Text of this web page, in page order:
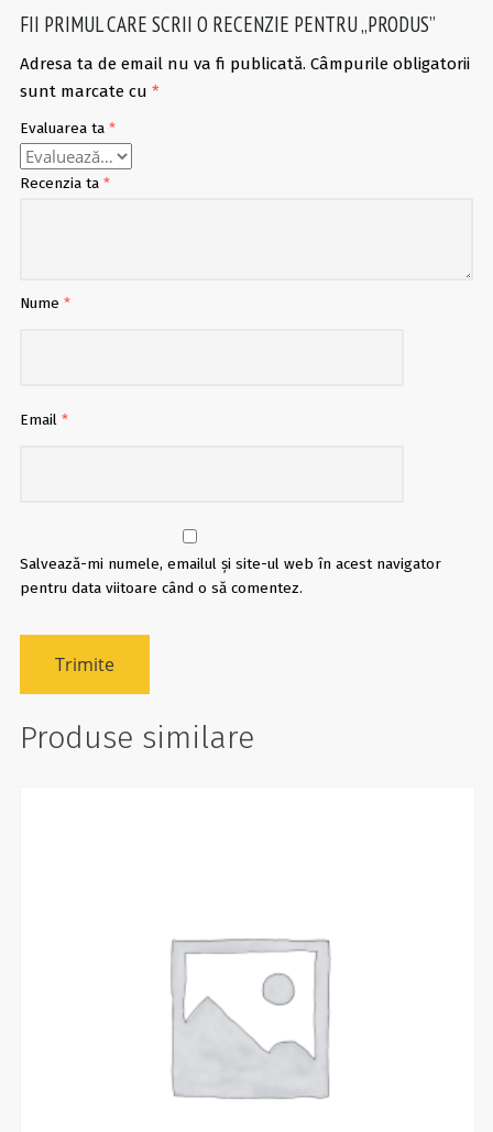
FII PRIMUL CARE SCRII O RECENZIE PENTRU „PRODUS”
Adresa ta de email nu va fi publicată. Câmpurile obligatorii
sunt marcate cu *
Evaluarea ta *
Recenzia ta *
Nume *
Email *
Salvează-mi numele, emailul și site-ul web în acest navigator
pentru data viitoare când o să comentez.
Produse similare